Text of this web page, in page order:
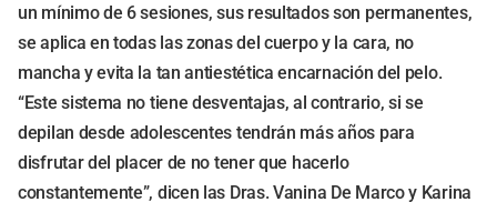
un mínimo de 6 sesiones, sus resultados son permanentes,
se aplica en todas las zonas del cuerpo y la cara, no
mancha y evita la tan antiestética encarnación del pelo.
“Este sistema no tiene desventajas, al contrario, si se
depilan desde adolescentes tendrán más años para
disfrutar del placer de no tener que hacerlo
constantemente”, dicen las Dras. Vanina De Marco y Karina